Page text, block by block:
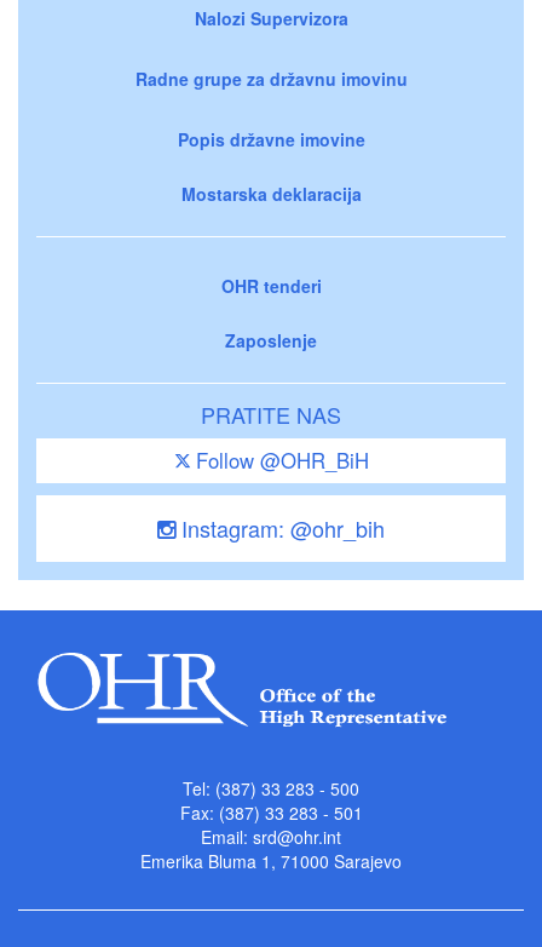
Nalozi Supervizora
Radne grupe za državnu imovinu
Popis državne imovine
Mostarska deklaracija
OHR tenderi
Zaposlenje
PRATITE NAS
Follow @OHR_BiH
Instagram: @ohr_bih
Tel: (387) 33 283 - 500
Fax: (387) 33 283 - 501
Email: srd@ohr.int
Emerika Bluma 1, 71000 Sarajevo